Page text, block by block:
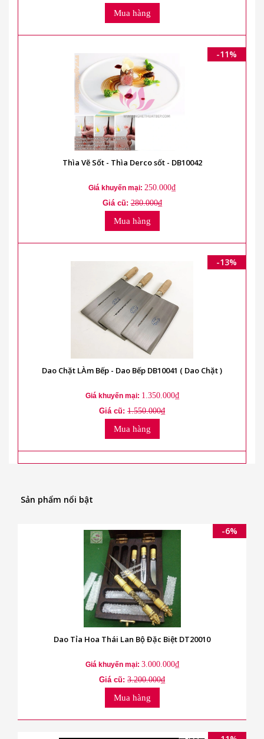
Mua hàng
-11%
Thìa Vẽ Sốt - Thìa Derco sốt - DB10042
Giá khuyến mại: 250.000₫
Giá cũ:280.000₫
Mua hàng
-13%
Dao Chặt LÀm Bếp - Dao Bếp DB10041 ( Dao Chặt )
Giá khuyến mại: 1.350.000₫
Giá cũ: 1.550.000₫
Mua hàng
Sản phẩm nổi bật
-6%
Dao Tỉa Hoa Thái Lan Bộ Đặc Biệt DT20010
Giá khuyến mại: 3.000.000₫
Giá cũ: 3.200.000₫
Mua hàng